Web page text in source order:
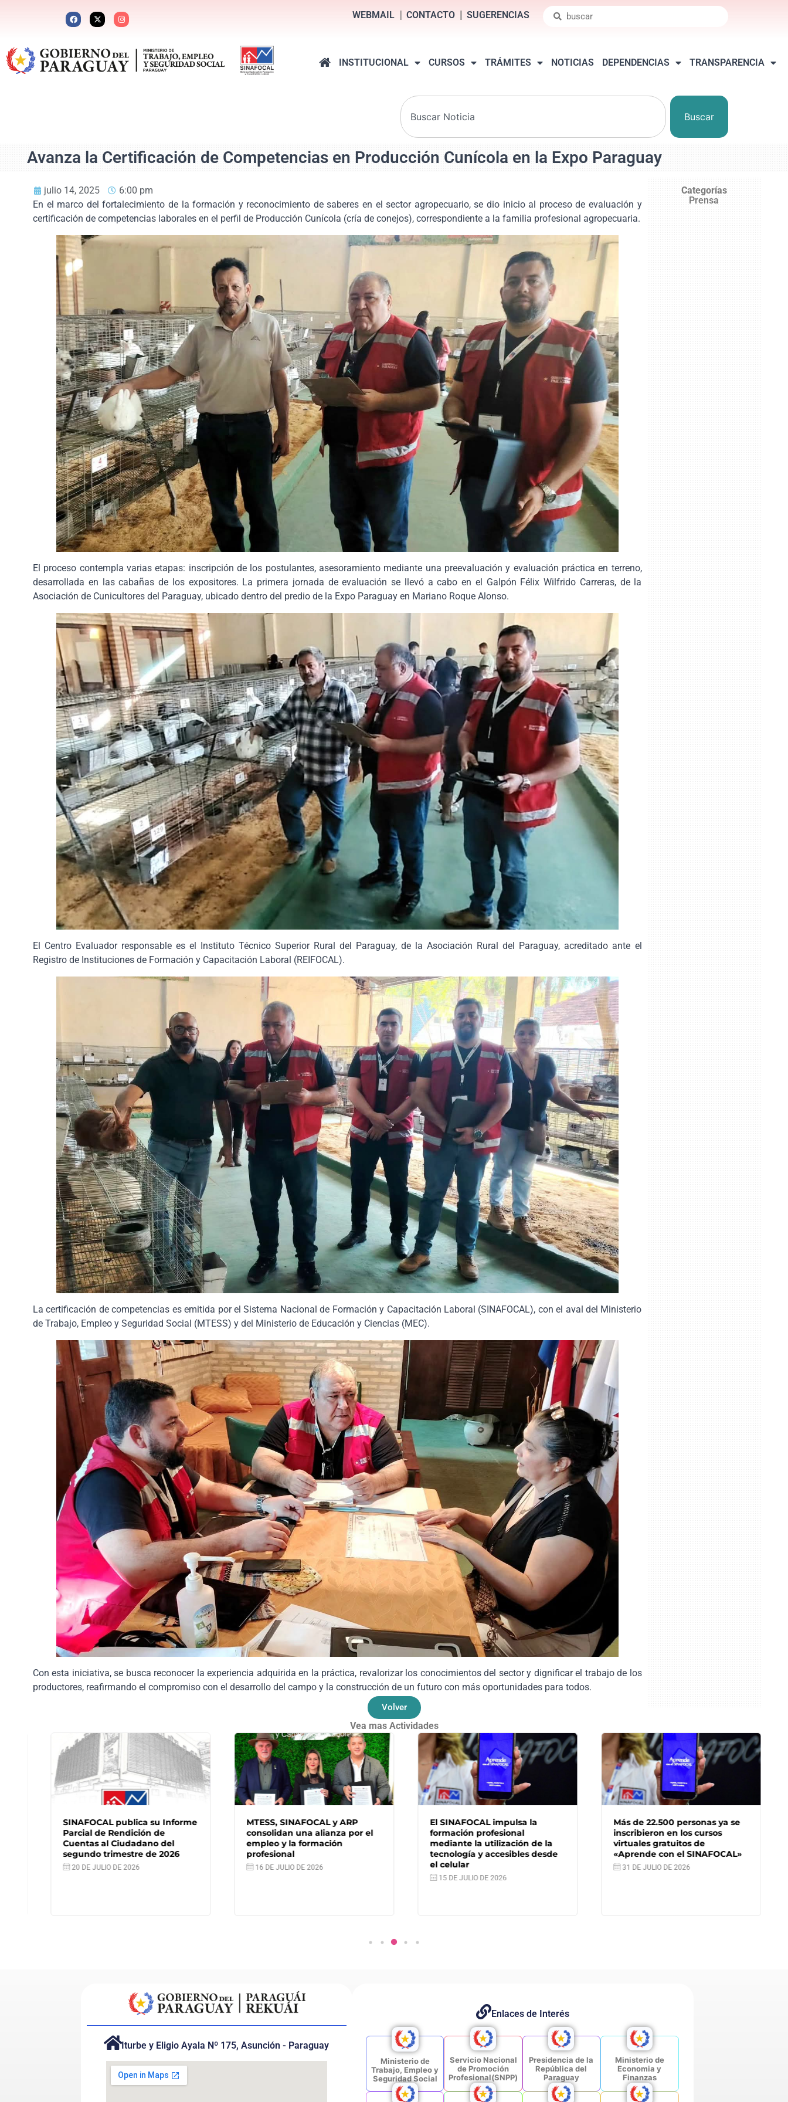
WEBMAIL CONTACTO SUGERENCIAS
INSTITUCIONAL CURSOS TRÁMITES NOTICIAS DEPENDENCIAS TRANSPARENCIA
Buscar
Avanza la Certificación de Competencias en Producción Cunícola en la Expo Paraguay
julio 14, 2025
6:00 pm
En el marco del fortalecimiento de la formación y reconocimiento de saberes en el sector agropecuario, se dio inicio al proceso de evaluación y
certificación de competencias laborales en el perfil de Producción Cunícola (cría de conejos), correspondiente a la familia profesional agropecuaria.
El proceso contempla varias etapas: inscripción de los postulantes, asesoramiento mediante una preevaluación y evaluación práctica en terreno,
desarrollada en las cabañas de los expositores. La primera jornada de evaluación se llevó a cabo en el Galpón Félix Wilfrido Carreras, de la
Asociación de Cunicultores del Paraguay, ubicado dentro del predio de la Expo Paraguay en Mariano Roque Alonso.
El Centro Evaluador responsable es el Instituto Técnico Superior Rural del Paraguay, de la Asociación Rural del Paraguay, acreditado ante el
Registro de Instituciones de Formación y Capacitación Laboral (REIFOCAL).
La certificación de competencias es emitida por el Sistema Nacional de Formación y Capacitación Laboral (SINAFOCAL), con el aval del Ministerio
de Trabajo, Empleo y Seguridad Social (MTESS) y del Ministerio de Educación y Ciencias (MEC).
Con esta iniciativa, se busca reconocer la experiencia adquirida en la práctica, revalorizar los conocimientos del sector y dignificar el trabajo de los
productores, reafirmando el compromiso con el desarrollo del campo y la construcción de un futuro con más oportunidades para todos.
Categorías
Prensa
Volver
Vea mas Actividades
SINAFOCAL publica su Informe
Parcial de Rendición de
Cuentas al Ciudadano del
segundo trimestre de 2026
20 DE JULIO DE 2026
MTESS, SINAFOCAL y ARP
consolidan una alianza por el
empleo y la formación
profesional
16 DE JULIO DE 2026
El SINAFOCAL impulsa la
formación profesional
mediante la utilización de la
tecnología y accesibles desde
el celular
15 DE JULIO DE 2026
Más de 22.500 personas ya se
inscribieron en los cursos
virtuales gratuitos de
«Aprende con el SINAFOCAL»
31 DE JULIO DE 2026
Iturbe y Eligio Ayala Nº 175, Asunción - Paraguay
Enlaces de Interés
Ministerio de
Trabajo, Empleo y
Seguridad Social
Servicio Nacional
de Promoción
Profesional(SNPP)
Presidencia de la
República del
Paraguay
Ministerio de
Economia y
Finanzas